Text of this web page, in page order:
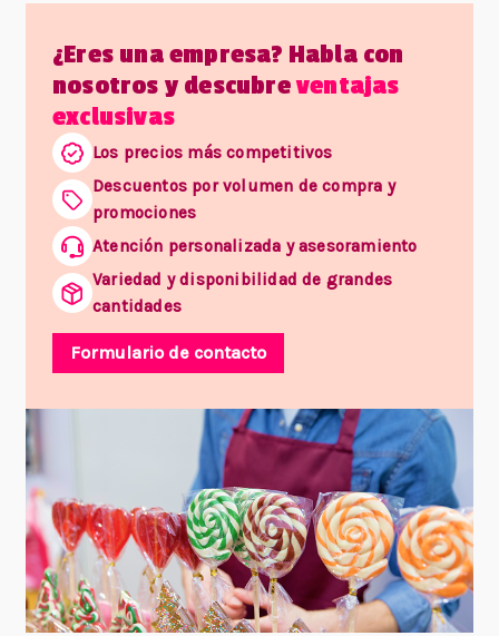
¿Eres una empresa? Habla con
nosotros y descubreventajas
exclusivas
Los precios más competitivos
Descuentos por volumen de compra y
promociones
Atención personalizada y asesoramiento
Variedad y disponibilidad de grandes
cantidades
Formulario de contacto